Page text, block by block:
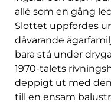
allé som en gång
Slottet uppfördes
dåvarande
bara stå under
1970-talets
deppigt ut med
till en ensam